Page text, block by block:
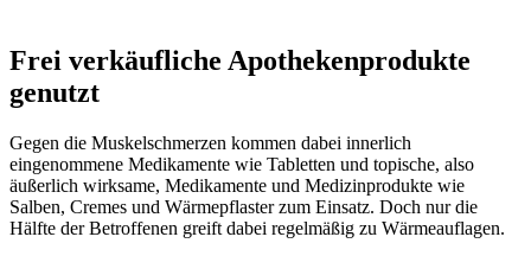
Frei verkäufliche Apothekenprodukte
genutzt
Gegen die Muskelschmerzen kommen dabei innerlich
eingenommene Medikamente wie Tabletten und topische, also
äußerlich wirksame, Medikamente und Medizinprodukte wie
Salben, Cremes und Wärmepflaster zum Einsatz. Doch nur die
Hälfte der Betroffenen greift dabei regelmäßig zu Wärmeauflagen.